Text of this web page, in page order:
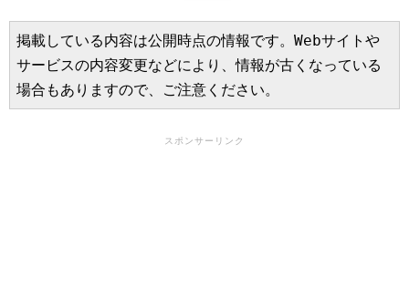
掲載している内容は公開時点の情報です。Webサイトや
サービスの内容変更などにより、情報が古くなっている
場合もありますので、ご注意ください。
スポンサーリンク